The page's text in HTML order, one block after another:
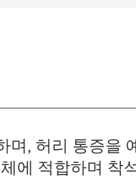
, 허리 통증을
에 적합하며 착